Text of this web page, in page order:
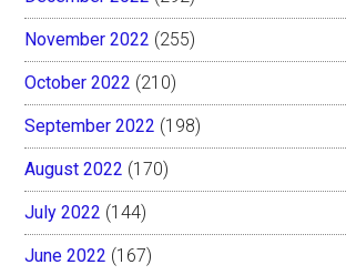
November 2022 (255)
October 2022 (210)
September 2022 (198)
August 2022 (170)
July 2022 (144)
June 2022 (167)